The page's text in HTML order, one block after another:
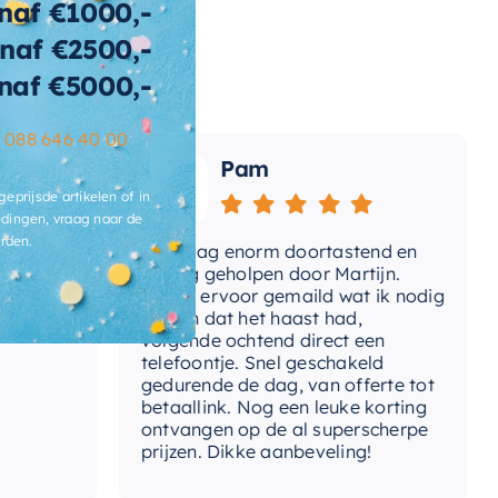
inbouwdeel Ja
omstelinrichting Nee
Ja
uitloop Zonder Uitloop
Ja
Ja
Inbouwdeel + afbouwdeel
Rond
Pam
Vandaag enorm doortastend en
prettig geholpen door Martijn.
Avond ervoor gemaild wat ik nodig
had en dat het haast had,
volgende ochtend direct een
telefoontje. Snel geschakeld
gedurende de dag, van offerte tot
betaallink. Nog een leuke korting
ontvangen op de al superscherpe
prijzen. Dikke aanbeveling!
€1000,-
€2500,-
€5000,-
088 646 40 00
artikelen of in
vraag naar de